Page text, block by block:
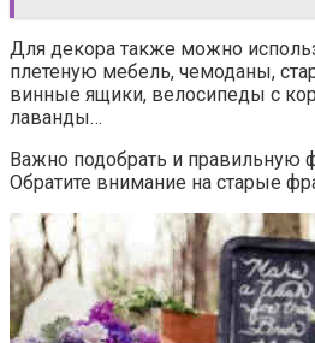
Для декора также можно
плетеную мебель, чемоданы,
винные ящики, велосипеды с
лаванды…
Важно подобрать и правильную
Обратите внимание на старые